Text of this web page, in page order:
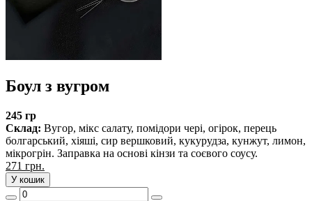
Боул з вугром
245 гр
Склад: Вугор, мікс салату, помідори чері, огірок, перець
болгарський, хіяші, сир вершковий, кукурудза, кунжут, лимон,
мікрогрін. Заправка на основі кінзи та соєвого соусу.
271 грн.
У кошик